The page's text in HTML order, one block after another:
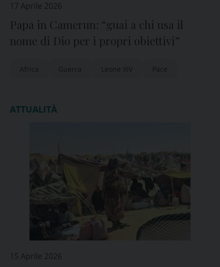
17 Aprile 2026
Papa in Camerun: “guai a chi usa il
nome di Dio per i propri obiettivi”
Africa Guerra Leone XIV Pace
ATTUALITÀ
15 Aprile 2026